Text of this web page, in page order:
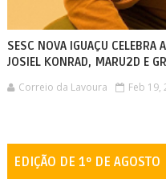
SESC NOVA IGUAÇU CELEBRA
JOSIEL KONRAD, MARU2D E
Correio da Lavoura Feb 19,
EDIÇÃO DE 1º DE AGOSTO